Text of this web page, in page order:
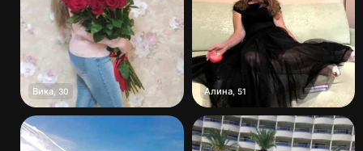
Вика 30 Алина, 51